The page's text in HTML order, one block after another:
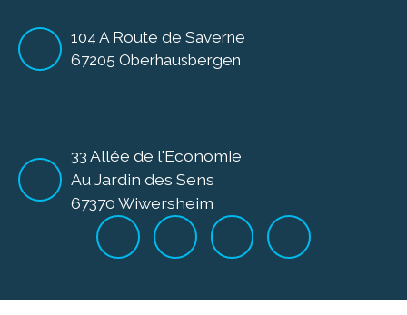
104 A Route de Saverne
67205 Oberhausbergen
33 Allée de l'Economie
Au Jardin des Sens
67370 Wiwersheim